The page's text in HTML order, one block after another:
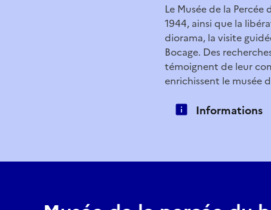
Le Musée de la
1944, ainsi que la
diorama, la visite
Bocage. Des
témoignent de leur
enrichissent le musée
Informations